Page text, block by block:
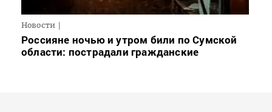
Новости
Россияне ночью и утром били по Сумской
области: пострадали гражданские